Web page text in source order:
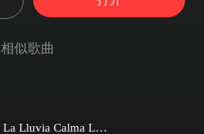
相似歌曲
El Suave Eco De La Lluvia Calma Los Oídos Peludos